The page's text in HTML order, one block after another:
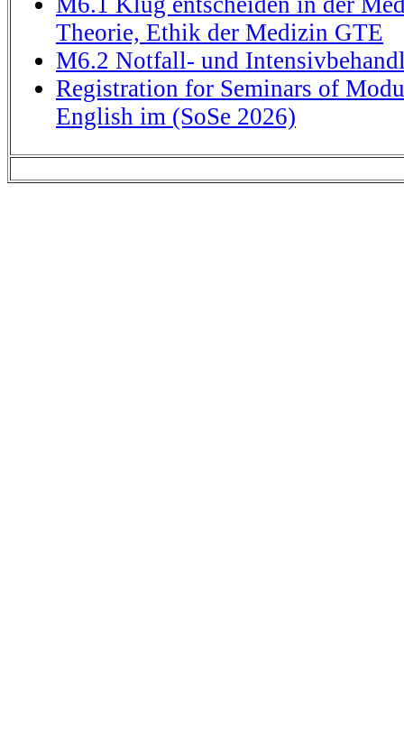
Theorie, Ethik der Medizin GTE
M6.2 Notfall- und
Registration for Seminars of
English im (SoSe 2026)